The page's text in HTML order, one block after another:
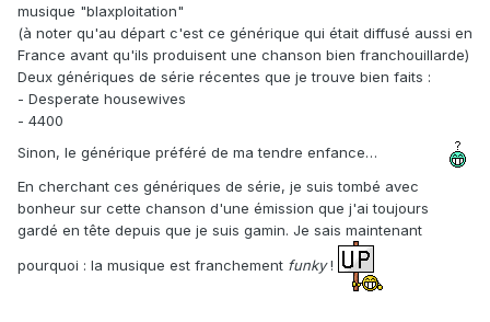
musique "blaxploitation"
(à noter qu'au départ c'est ce générique qui était diffusé aussi en
France avant qu'ils produisent une chanson bien franchouillarde)
Deux génériques de série récentes que je trouve bien faits :
- Desperate housewives
- 4400
Sinon, le générique préféré de ma tendre enfance…
En cherchant ces génériques de série, je suis tombé avec
bonheur sur cette chanson d'une émission que j'ai toujours
gardé en tête depuis que je suis gamin. Je sais maintenant
pourquoi : la musique est franchement funky!